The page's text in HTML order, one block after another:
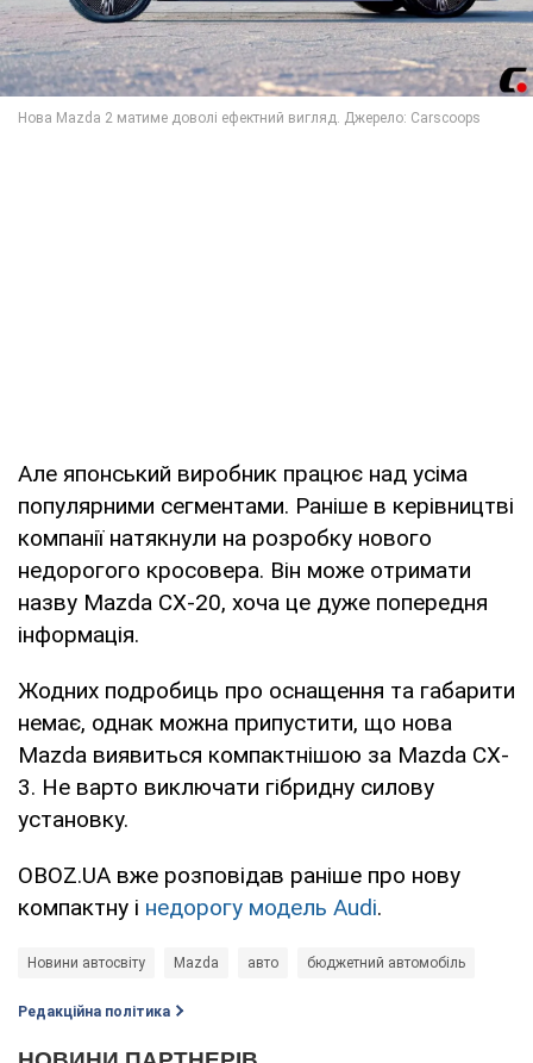
Але японський виробник працює над усіма
популярними сегментами. Раніше в керівництві
компанії натякнули на розробку нового
недорогого кросовера. Він може отримати
назву Mazda CX-20, хоча це дуже попередня
інформація.
Жодних подробиць про оснащення та габарити
немає, однак можна припустити, що нова
Mazda виявиться компактнішою за Mazda CX-
3. Не варто виключати гібридну силову
установку.
OBOZ.UA вже розповідав раніше про нову
компактну і недорогу модель Audi.
Новини автосвіту Mazda авто бюджетний автомобіль
Редакційна політика